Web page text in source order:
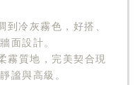
冷灰霧色，好搭、
面設計。
質地，完美契合現
謐與高級。